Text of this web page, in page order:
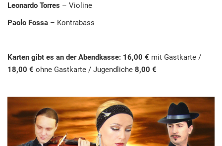
Leonardo Torres – Violine
Paolo Fossa – Kontrabass
Karten gibt es an der Abendkasse: 16,00 € mit Gastkarte /
18,00 € ohne Gastkarte / Jugendliche 8,00 €